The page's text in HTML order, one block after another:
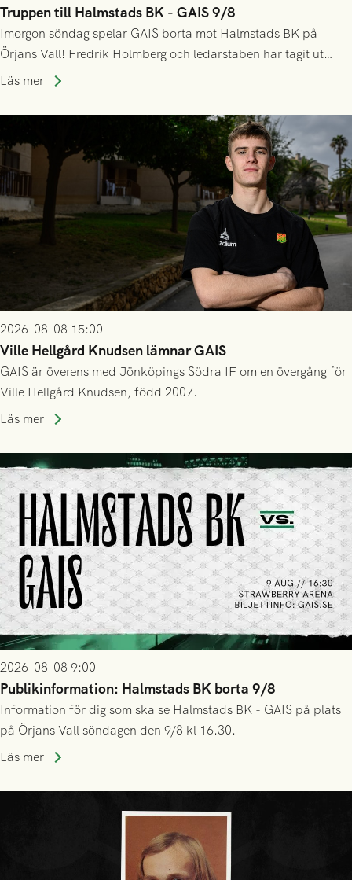
Truppen till Halmstads BK - GAIS 9/8
Imorgon söndag spelar GAIS borta mot Halmstads BK på
Örjans Vall! Fredrik Holmberg och ledarstaben har tagit ut
följande trupp till matchen:
Läs mer
2026-08-08 15:00
Ville Hellgård Knudsen lämnar GAIS
GAIS är överens med Jönköpings Södra IF om en övergång för
Ville Hellgård Knudsen, född 2007.
Läs mer
2026-08-08 9:00
Publikinformation: Halmstads BK borta 9/8
Information för dig som ska se Halmstads BK - GAIS på plats
på Örjans Vall söndagen den 9/8 kl 16.30.
Läs mer